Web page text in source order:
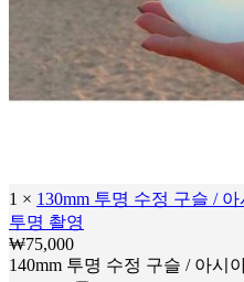
1 × 130mm 투명 수정 구슬 /
투명 촬영
₩75,000
140mm 투명 수정 구슬 / 아시